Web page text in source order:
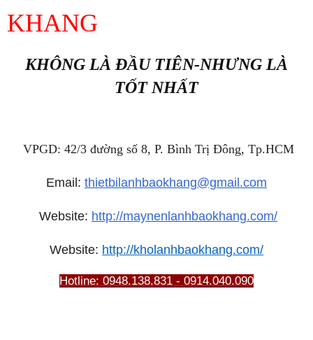
KHANG
KHÔNG LÀ ĐẦU TIÊN-NHƯNG LÀ
TỐT NHẤT
VPGD: 42/3 đường số 8, P. Bình Trị Đông, Tp.HCM
Email: thietbilanhbaokhang@gmail.com
Website: http://maynenlanhbaokhang.com/
Website: http://kholanhbaokhang.com/
Hotline: 0948.138.831 - 0914.040.090